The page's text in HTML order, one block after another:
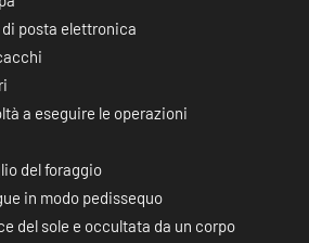
posta elettronica
a eseguire le operazioni
del foraggio
in modo pedissequo
del sole e occultata da un corpo